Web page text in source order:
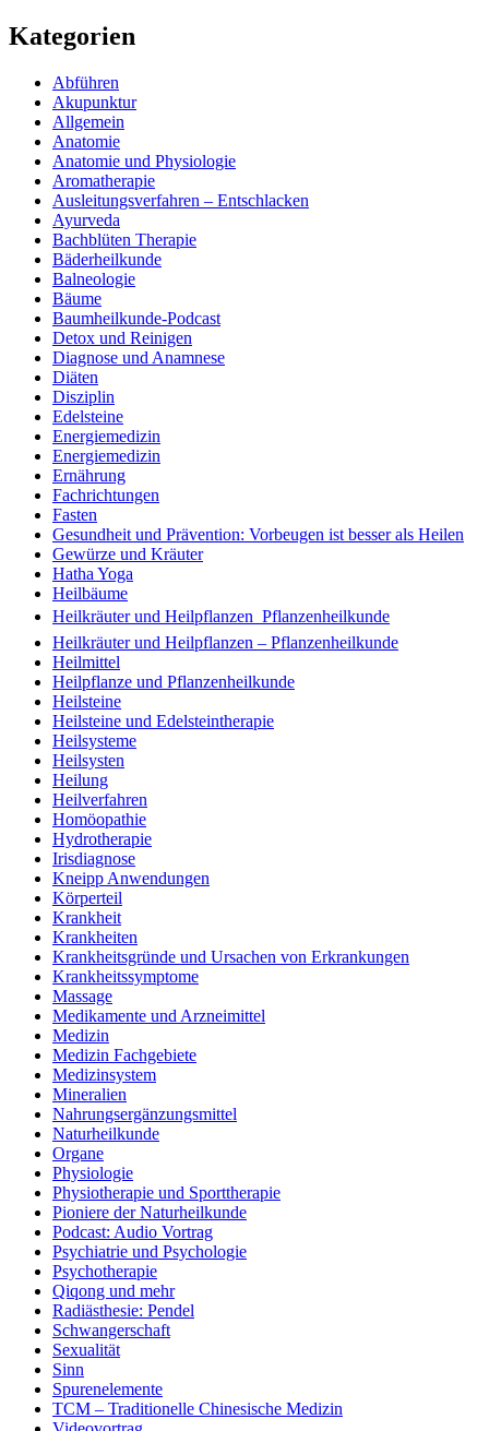
Kategorien
Abführen
Akupunktur
Allgemein
Anatomie
Anatomie und Physiologie
Aromatherapie
Ausleitungsverfahren – Entschlacken
Ayurveda
Bachblüten Therapie
Bäderheilkunde
Balneologie
Bäume
Baumheilkunde-Podcast
Detox und Reinigen
Diagnose und Anamnese
Diäten
Disziplin
Edelsteine
Energiemedizin
Energiemedizin
Ernährung
Fachrichtungen
Fasten
Gesundheit und Prävention: Vorbeugen ist besser als Heilen
Gewürze und Kräuter
Hatha Yoga
Heilbäume
Heilkräuter und Heilpflanzen  Pflanzenheilkunde
Heilkräuter und Heilpflanzen – Pflanzenheilkunde
Heilmittel
Heilpflanze und Pflanzenheilkunde
Heilsteine
Heilsteine und Edelsteintherapie
Heilsysteme
Heilsysten
Heilung
Heilverfahren
Homöopathie
Hydrotherapie
Irisdiagnose
Kneipp Anwendungen
Körperteil
Krankheit
Krankheiten
Krankheitsgründe und Ursachen von Erkrankungen
Krankheitssymptome
Massage
Medikamente und Arzneimittel
Medizin
Medizin Fachgebiete
Medizinsystem
Mineralien
Nahrungsergänzungsmittel
Naturheilkunde
Organe
Physiologie
Physiotherapie und Sporttherapie
Pioniere der Naturheilkunde
Podcast: Audio Vortrag
Psychiatrie und Psychologie
Psychotherapie
Qiqong und mehr
Radiästhesie: Pendel
Schwangerschaft
Sexualität
Sinn
Spurenelemente
TCM – Traditionelle Chinesische Medizin